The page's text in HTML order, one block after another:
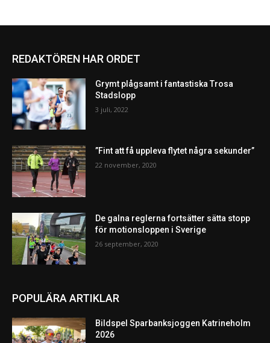
REDAKTÖREN HAR ORDET
Grymt plågsamt i fantastiska Trosa
Stadslopp
3 juli, 2022
”Fint att få uppleva flytet några sekunder”
22 november, 2020
De galna reglerna fortsätter sätta stopp
för motionsloppen i Sverige
26 september, 2020
POPULÄRA ARTIKLAR
Bildspel Sparbanksjoggen Katrineholm
2026